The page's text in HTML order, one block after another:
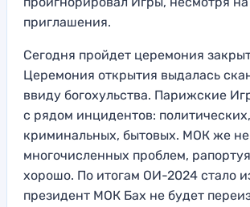
приглашения.
Сегодня пройдет церемония
Церемония открытия выдалась
ввиду богохульства. Парижские
с рядом инцидентов: политических,
криминальных, бытовых. МОК же не
многочисленных проблем,
хорошо. По итогам ОИ-2024 стало
президент МОК Бах не будет